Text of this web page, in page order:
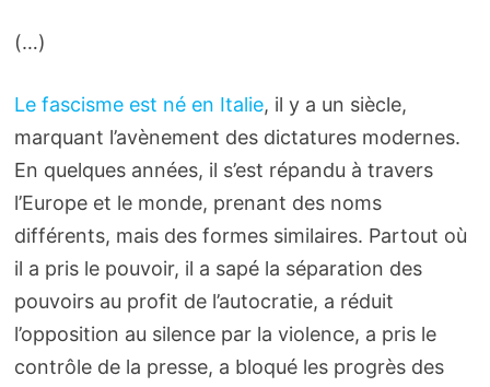
(…)
Le fascisme est né en Italie, il y a un siècle,
marquant l’avènement des dictatures modernes.
En quelques années, il s’est répandu à travers
l’Europe et le monde, prenant des noms
différents, mais des formes similaires. Partout où
il a pris le pouvoir, il a sapé la séparation des
pouvoirs au profit de l’autocratie, a réduit
l’opposition au silence par la violence, a pris le
contrôle de la presse, a bloqué les progrès des